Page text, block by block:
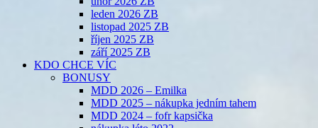
leden 2026 ZB
listopad 2025 ZB
říjen 2025 ZB
září 2025 ZB
KDO CHCE VÍC
BONUSY
MDD 2026 – Emilka
MDD 2025 – nákupka jedním tahem
MDD 2024 – fofr kapsička